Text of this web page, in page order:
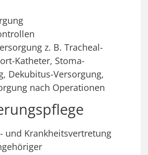
z. B. Tracheal-
Katheter, Stoma-
Dekubitus-Versorgung,
nach Operationen
und Krankheitsvertretung